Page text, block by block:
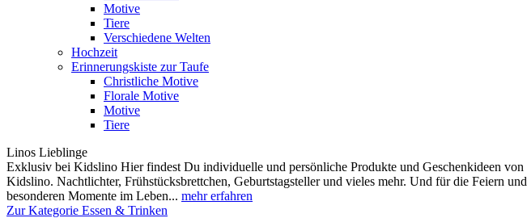
Motive
Tiere
Verschiedene Welten
Hochzeit
Erinnerungskiste zur Taufe
Christliche Motive
Florale Motive
Motive
Tiere
Linos Lieblinge
Exklusiv bei Kidslino Hier findest Du individuelle und persönliche Produkte und Geschenkideen von
Kidslino. Nachtlichter, Frühstücksbrettchen, Geburtstagsteller und vieles mehr. Und für die Feiern und
besonderen Momente im Leben... mehr erfahren
Zur Kategorie Essen & Trinken